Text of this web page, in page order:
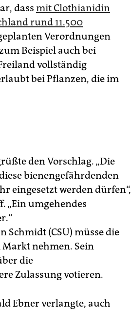
dass mit Clothianidin
rund 11.500
Verordnungen
Beispiel auch bei
vollständig
bei Pflanzen, die im
den Vorschlag. „Die
bienengefährdenden
eingesetzt werden dürfen“,
„Ein umgehendes
(CSU) müsse die
nehmen. Sein
die
Zulassung votieren.
Ebner verlangte, auch